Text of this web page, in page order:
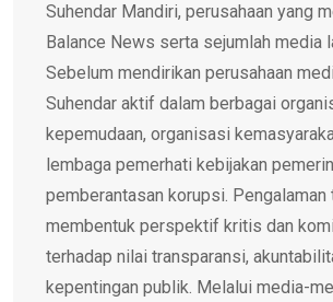
Suhendar Mandiri, perusahaan yang
Balance News serta sejumlah media
Sebelum mendirikan perusahaan
Suhendar aktif dalam berbagai
kepemudaan, organisasi
lembaga pemerhati kebijakan
pemberantasan korupsi.
membentuk perspektif kritis dan
terhadap nilai transparansi,
kepentingan publik. Melalui media-